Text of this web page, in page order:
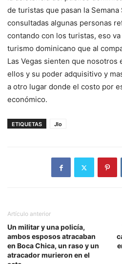
de turistas que pasan la Semana
consultadas algunas personas
contando con los turistas, eso
turismo dominicano que al
Las Vegas sienten que nosotros
ellos y su poder adquisitivo y
a otro lugar donde el costo por
económico.
ETIQUETAS Jlo
Artículo anterior
Un militar y una policía,
ambos esposos atracaban
en Boca Chica, un raso y un
atracador murieron en el